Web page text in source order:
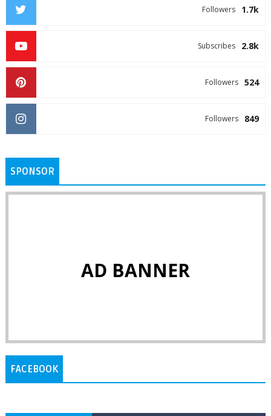
1.7k
Followers
2.8k
Subscribes
524
Followers
849
Followers
SPONSOR
AD BANNER
FACEBOOK